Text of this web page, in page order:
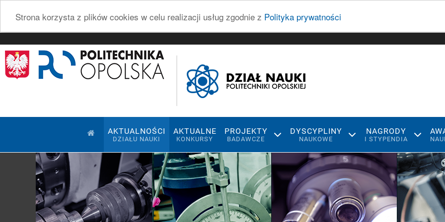
Strona korzysta z plików cookies w celu realizacji usług zgodnie z Polityka prywatności
AKTUALNOŚCI
DZIAŁU NAUKI
AKTUALNE
KONKURSY
PROJEKTY
BADAWCZE
DYSCYPLINY
NAUKOWE
NAGRODY
I STYPENDIA
Pokaz slajdów